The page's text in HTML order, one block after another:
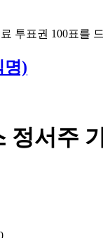
투표권 100표를
명)
정서주